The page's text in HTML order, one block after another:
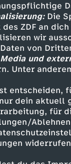
Die
des ZDF an
wir
von
Media und
Unter
entscheiden,
dein aktuell
für